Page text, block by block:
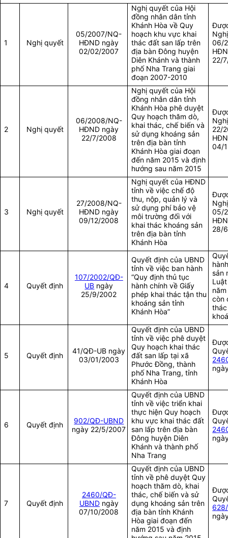
1 Nghị quyết
05/2007/NQ-
HĐND ngày
02/02/2007
Nghị quyết của Hội
đồng nhân dân tỉnh
Khánh Hòa về Quy
hoạch khu vực khai
thác đất san lấp trên
địa bàn Đông huyện
Diên Khánh và thành
phố Nha Trang giai
đoạn 2007-2010
06/
22/
2 Nghị quyết
06/2008/NQ-
HĐND ngày
22/7/2008
Nghị quyết của Hội
đồng nhân dân tỉnh
Khánh Hòa phê duyệt
Quy hoạch thăm dò,
khai thác, chế biến và
sử dụng khoáng sản
trên địa bàn tỉnh
Khánh Hòa giai đoạn
đến năm 2015 và định
hướng sau năm 2015
22/
04/
3 Nghị quyết
27/2008/NQ-
HĐND ngày
09/12/2008
Nghị quyết của HĐND
tỉnh về việc chế độ
thu, nộp, quản lý và
sử dụng phí bảo vệ
môi trường đối với
khai thác khoáng sản
trên địa bàn tỉnh
Khánh Hòa
05/
28/
4 Quyết định
107/2002/QĐ-
UB ngày
25/9/2002
Quyết định của UBND
tỉnh về việc ban hành
“Quy định thủ tục
hành chính về Giấy
phép khai thác tận thu
khoáng sản tỉnh
Khánh Hòa”
sản
còn
5 Quyết định
41/QĐ-UB ngày
03/01/2003
Quyết định của UBND
tỉnh về việc phê duyệt
Quy hoạch khai thác
đất san lấp tại xã
Phước Đồng, thành
phố Nha Trang, tỉnh
Khánh Hòa
6 Quyết định
902/QĐ-UBND
ngày 22/5/2007
Quyết định của UBND
tỉnh về việc triển khai
thực hiện Quy hoạch
khu vực khai thác đất
san lấp trên địa bàn
Đông huyện Diên
Khánh và thành phố
Nha Trang
7 Quyết định
2460/QĐ-
UBNDngày
07/10/2008
Quyết định của UBND
tỉnh về phê duyệt Quy
hoạch thăm dò, khai
thác, chế biến và sử
dụng khoáng sản trên
địa bàn tỉnh Khánh
Hòa giai đoạn đến
năm 2015 và định